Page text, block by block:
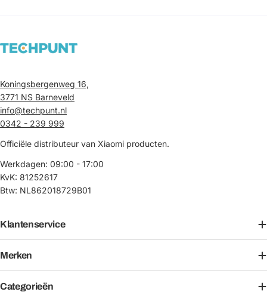
Koningsbergenweg 16,
3771 NS Barneveld
info@techpunt.nl
0342 - 239 999
Officiële distributeur van Xiaomi producten.
Werkdagen: 09:00 - 17:00
KvK: 81252617
Btw: NL862018729B01
Klantenservice
Merken
Categorieën